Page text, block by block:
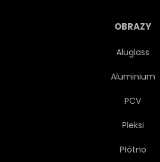
OBRAZY
Aluglass
Aluminium
PCV
Pleksi
Płótno